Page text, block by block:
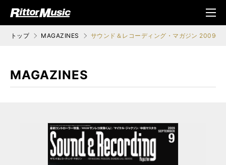
ジック (Rittor Musi
メニ
ュ
トップ MAGAZINES サウンド＆レコーディング・マガジン 2009年
MAGAZINES